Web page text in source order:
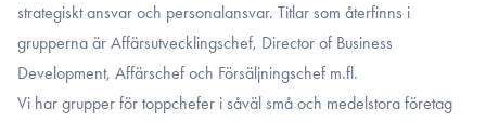
strategiskt ansvar och personalansvar. Titlar som återfinns i
grupperna är Affärsutvecklingschef, Director of Business
Development, Affärschef och Försäljningschef m.fl.
Vi har grupper för toppchefer i såväl små och medelstora företag